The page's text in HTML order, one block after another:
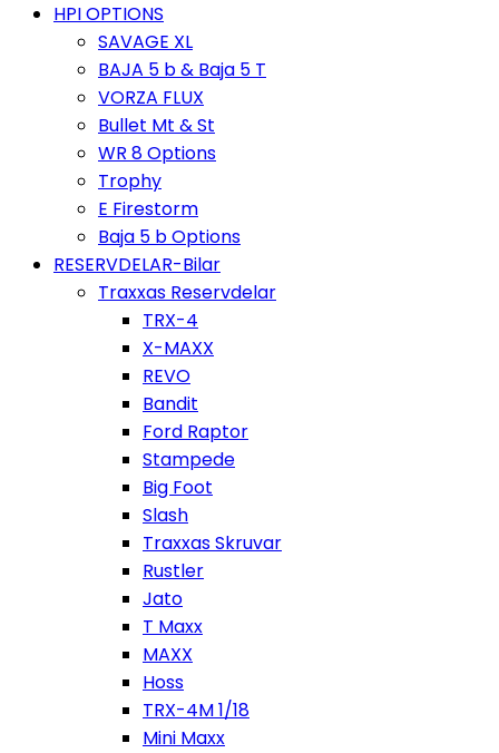
HPI OPTIONS
SAVAGE XL
BAJA 5 b & Baja 5 T
VORZA FLUX
Bullet Mt & St
WR 8 Options
Trophy
E Firestorm
Baja 5 b Options
RESERVDELAR-Bilar
Traxxas Reservdelar
TRX-4
X-MAXX
REVO
Bandit
Ford Raptor
Stampede
Big Foot
Slash
Traxxas Skruvar
Rustler
Jato
T Maxx
MAXX
Hoss
TRX-4M 1/18
Mini Maxx